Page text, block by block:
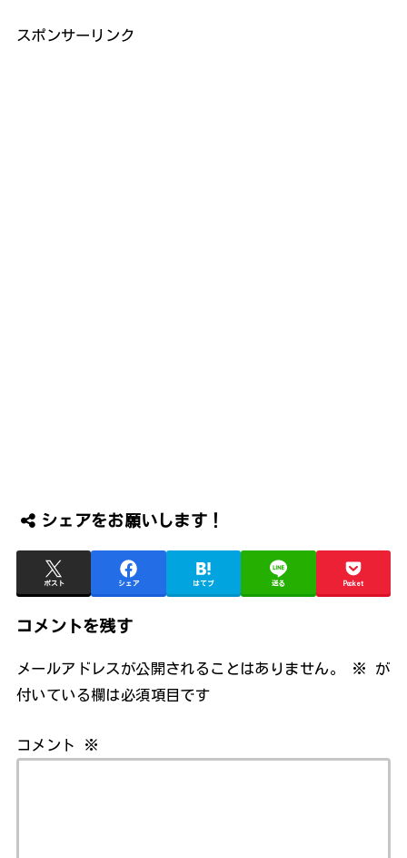
スポンサーリンク
シェアをお願いします！
ポスト シェア はてブ 送る Pocket
コメントを残す
メールアドレスが公開されることはありません。 ※
が
付いている欄は必須項目です
コメント ※